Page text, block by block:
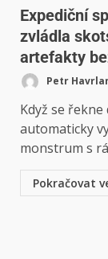
Expediční
zvládla
artefakty
Petr
Když se
automaticky
monstrum s
Pokračovat